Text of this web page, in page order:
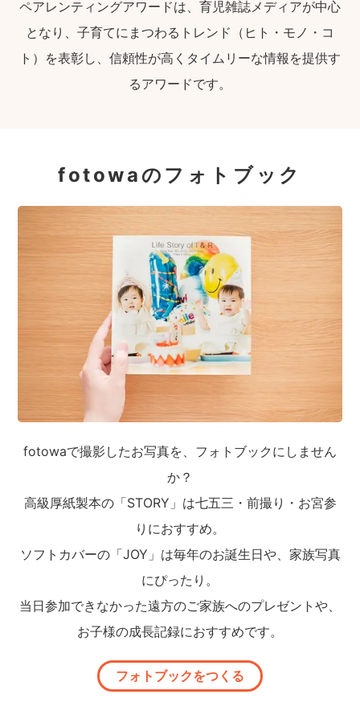
ペアレンティングアワードは、育児雑誌メディアが中心
となり、子育てにまつわるトレンド（ヒト・モノ・コ
ト）を表彰し、信頼性が高くタイムリーな情報を提供す
るアワードです。
fotowaのフォトブック
fotowaで撮影したお写真を、フォトブックにしません
か？
高級厚紙製本の「STORY」は七五三・前撮り・お宮参
りにおすすめ。
ソフトカバーの「JOY」は毎年のお誕生日や、家族写真
にぴったり。
当日参加できなかった遠方のご家族へのプレゼントや、
お子様の成長記録におすすめです。
フォトブックをつくる